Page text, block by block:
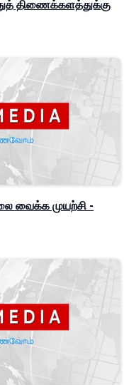
திணைக்களத்துக்கு
வைக்க முயற்சி -